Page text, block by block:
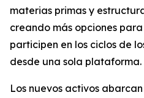
materias primas y
creando más opciones
participen en los ciclos de
desde una sola plataforma.
Los nuevos activos